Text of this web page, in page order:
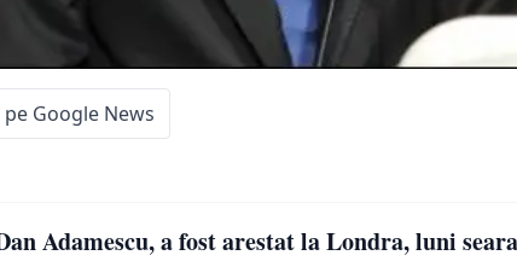
Google News
Adamescu, a fost arestat la Londra, luni